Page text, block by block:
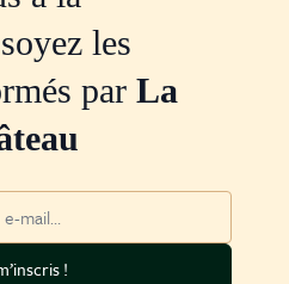
les
par La
Adresse mail
!